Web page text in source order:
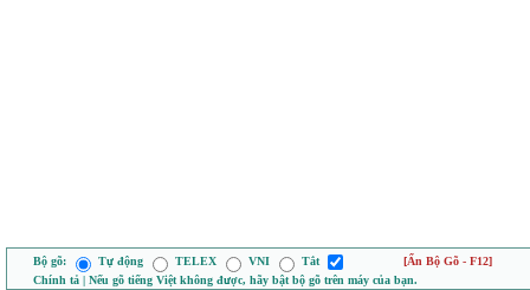
Bộ gõ: Tự động TELEX VNI Tắt
[Ẩn Bộ Gõ - F12]
Chính tả | Nếu gõ tiếng Việt không được, hãy bật bộ gõ trên máy của bạn.